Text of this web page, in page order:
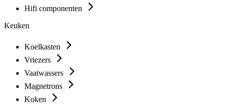
Hifi componenten
Keuken
Koelkasten
Vriezers
Vaatwassers
Magnetrons
Koken